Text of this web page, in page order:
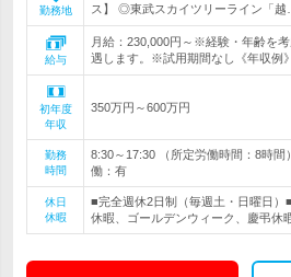
勤務地
ス】 ◎東武スカイツリーライン「越…
給与
月給：230,000円～※経験・年齢を
遇します。※試用期間なし《年収例
初年度
年収
350万円～600万円
勤務
時間
8:30～17:30 （所定労働時間：8時
働：有
休日
休暇
■完全週休2日制（毎週土・日曜日
休暇、ゴールデンウィーク、慶弔休